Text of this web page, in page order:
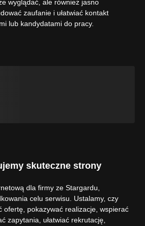
wyglądać, ale również jasno
zaufanie i ułatwiać kontakt
lub kandydatami do pracy.
skuteczne strony
dla firmy ze Stargardu,
celu serwisu. Ustalamy, czy
ofertę, pokazywać realizacje, wspierać
zapytania, ułatwiać rekrutację,